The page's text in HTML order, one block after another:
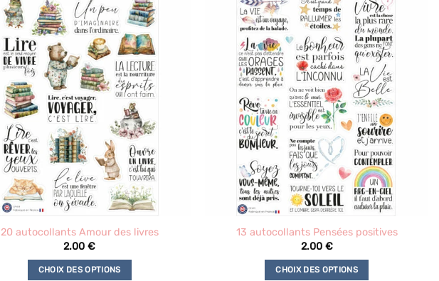
20 autocollants Amour des livres
2.00€
CHOIX DES OPTIONS
13 autocollants Pensées positives
2.00 €
CHOIX DES OPTIONS